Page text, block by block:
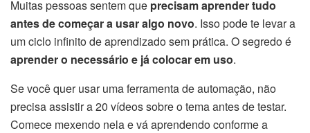
Muitas pessoas sentem que precisam aprender tudo
antes de começar a usar algo novo. Isso pode te levar a
um ciclo infinito de aprendizado sem prática. O segredo é
aprender o necessário e já colocar em uso.
Se você quer usar uma ferramenta de automação, não
precisa assistir a 20 vídeos sobre o tema antes de testar.
Comece mexendo nela e vá aprendendo conforme a